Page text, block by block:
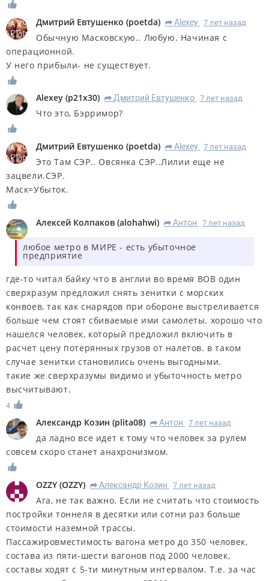
Дмитрий Евтушенко (poetda) R Alexey 7 лет назад
Обычную Масковскую.. Любую. Начиная с
операционной.
У него прибыли- не существует.
Alexey (p21x30) R Дмитрий Евтушенко 7 лет назад
Что это, Бэрримор?
Дмитрий Евтушенко (poetda) R Alexey 7 лет назад
Это Там СЭР.. Овсянка СЭР..Лилии еще не
зацвели.СЭР.
Маск=Убыток.
Алексей Колпаков (alohahwi) R Антон 7 лет назад
любое метро в МИРЕ - есть убыточное
предприятие
где-то читал байку что в англии во время ВОВ один
сверхразум предложил снять зенитки с морских
конвоев, так как снарядов при обороне выстреливается
больше чем стоят сбиваемые ими самолеты. хорошо что
нашелся человек, который предложил включить в
расчет цену потерянных грузов от налетов. в таком
случае зенитки становились очень выгодными.
такие же сверхразумы видимо и убыточность метро
высчитывают.
4
Александр Козин (plita08) R Антон 7 лет назад
да ладно все идет к тому что человек за рулем
совсем скоро станет анахронизмом.
OZZY (OZZY) R Александр Козин 7 лет назад
Ага, не так важно. Если не считать что стоимость
постройки тоннеля в десятки или сотни раз больше
стоимости наземной трассы.
Пассажировместимость вагона метро до 350 человек,
состава из пяти-шести вагонов под 2000 человек,
составы ходят с 5-ти минутным интервалом. Т.е. за час